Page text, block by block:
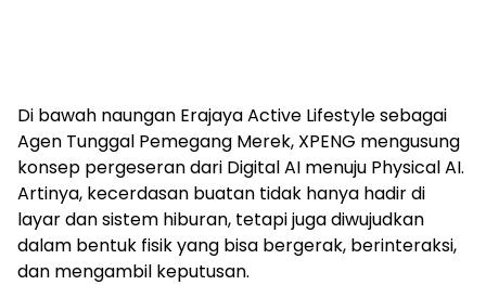
Di bawah naungan Erajaya Active Lifestyle sebagai
Agen Tunggal Pemegang Merek, XPENG mengusung
konsep pergeseran dari Digital AI menuju Physical AI.
Artinya, kecerdasan buatan tidak hanya hadir di
layar dan sistem hiburan, tetapi juga diwujudkan
dalam bentuk fisik yang bisa bergerak, berinteraksi,
dan mengambil keputusan.